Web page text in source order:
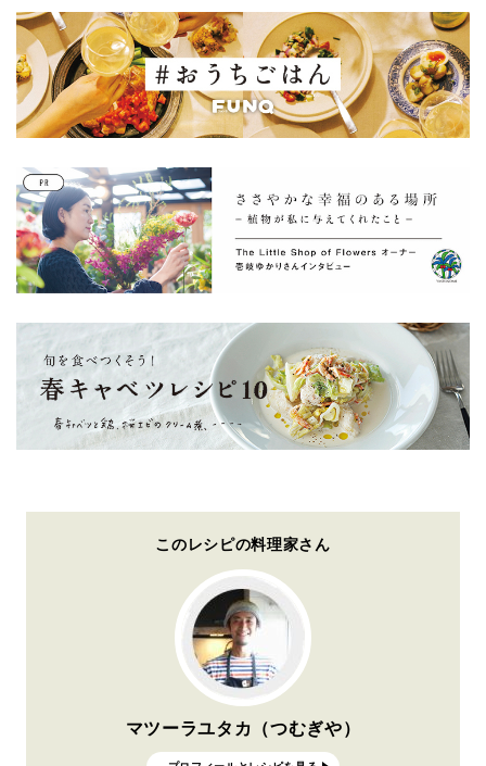
このレシピの料理家さん
マツーラユタカ（つむぎや）